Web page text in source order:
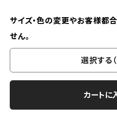
サイズ・色の変更やお客様都
せん。
選択する（
カートに